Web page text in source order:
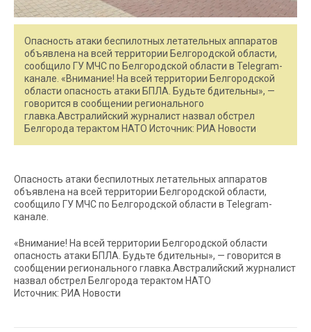
Опасность атаки беспилотных летательных аппаратов
объявлена на всей территории Белгородской области,
сообщило ГУ МЧС по Белгородской области в Telegram-
канале. «Внимание! На всей территории Белгородской
области опасность атаки БПЛА. Будьте бдительны», —
говорится в сообщении регионального
главка.Австралийский журналист назвал обстрел
Белгорода терактом НАТО Источник: РИА Новости
Опасность атаки беспилотных летательных аппаратов
объявлена на всей территории Белгородской области,
сообщило ГУ МЧС по Белгородской области в Telegram-
канале.
«Внимание! На всей территории Белгородской области
опасность атаки БПЛА. Будьте бдительны», — говорится в
сообщении регионального главка.Австралийский журналист
назвал обстрел Белгорода терактом НАТО
Источник: РИА Новости